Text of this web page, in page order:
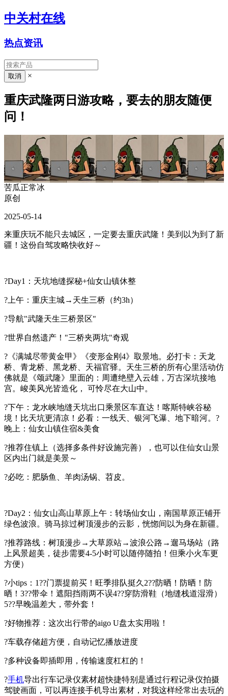
中关村在线
热点资讯
×
重庆武隆两日游攻略，要去的朋友随便
问！
苦瓜正常冰
原创
2025-05-14
来重庆玩不能只去城区，一定要去重庆武隆！美到以为到了新
疆！这份自驾攻略快收好～
?Day1：天坑地缝探秘+仙女山镇休整
?上午：重庆主城→天生三桥（约3h）
?导航"武隆天生三桥景区"
?世界自然遗产！"三桥夹两坑"奇观
?《满城尽带黄金甲》《变形金刚4》取景地。必打卡：天龙
桥、青龙桥、黑龙桥、天福官驿。天生三桥的所有心里活动仿
佛就是《颂武隆》里面的：周遭绝壁入云雄，万古深坑接地
宫。峻美风光皆造化， 可怜尽在大山中。
?下午：龙水峡地缝天坑出口乘景区车直达！喀斯特峡谷秘
境！比天坑更清凉！必看：一线天、银河飞瀑、地下暗河。?
晚上：仙女山镇住宿&美食
?推荐住镇上（选择多条件好设施完善），也可以住仙女山景
区内出门就是美景～
?必吃：肥肠鱼、羊肉汤锅、苕皮。
?Day2：仙女山高山草原上午：转场仙女山，南国草原正铺开
绿色波浪。骑马掠过树顶漫步的云影，恍惚间以为身在新疆。
?推荐路线：树顶漫步→大草原站→波浪公路→遛马场站（路
上风景超美，徒步需要4-5小时可以随停随拍！但乘小火车更
方便）
?小tips：1??门票提前买！旺季排队挺久2??防晒！防晒！防
晒！3??带伞！遮阳挡雨两不误4??穿防滑鞋（地缝栈道湿滑）
5??早晚温差大，带外套！
?好物推荐：这次出行带的aigo U盘太实用啦！
?车载存储超方便，自动记忆播放进度
?多种设备即插即用，传输速度杠杠的！
?手机导出行车记录仪素材超快捷特别是通过行程记录仪拍摄
驾驶画面，可以再连接手机导出素材，对我这样经常出去玩的